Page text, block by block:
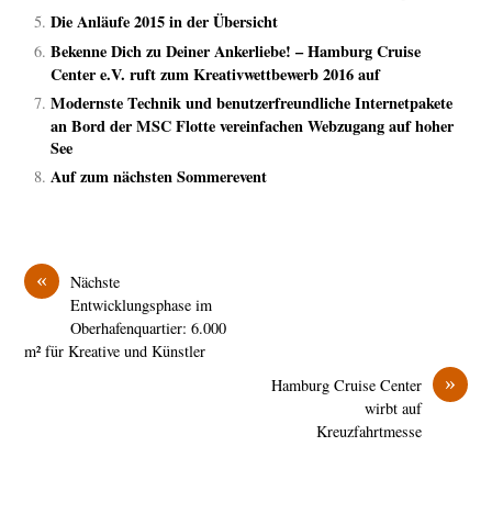
Die Anläufe 2015 in der Übersicht
Bekenne Dich zu Deiner Ankerliebe! – Hamburg Cruise
Center e.V. ruft zum Kreativwettbewerb 2016 auf
Modernste Technik und benutzerfreundliche Internetpakete
an Bord der MSC Flotte vereinfachen Webzugang auf hoher
See
Auf zum nächsten Sommerevent
«
Nächste
Entwicklungsphase im
Oberhafenquartier: 6.000
m² für Kreative und Künstler
»
Hamburg Cruise Center
wirbt auf
Kreuzfahrtmesse